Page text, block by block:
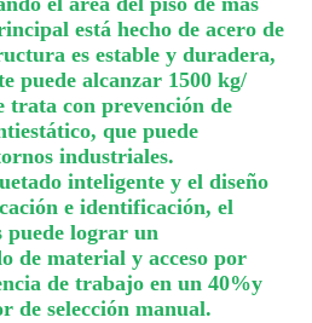
está hecho de acero de
es estable y duradera,
puede alcanzar 1500 kg/
trata con prevención de
que puede
industriales.
inteligente y el diseño
e identificación, el
puede lograr un
de material y acceso por
de trabajo en un 40%y
de selección manual.